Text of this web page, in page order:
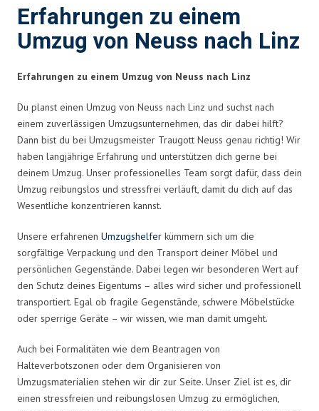
Erfahrungen zu einem
Umzug von Neuss nach Linz
Erfahrungen zu einem Umzug von Neuss nach Linz
Du planst einen Umzug von Neuss nach Linz und suchst nach
einem zuverlässigen Umzugsunternehmen, das dir dabei hilft?
Dann bist du bei Umzugsmeister Traugott Neuss genau richtig! Wir
haben langjährige Erfahrung und unterstützen dich gerne bei
deinem Umzug. Unser professionelles Team sorgt dafür, dass dein
Umzug reibungslos und stressfrei verläuft, damit du dich auf das
Wesentliche konzentrieren kannst.
Unsere erfahrenen Umzugshelfer kümmern sich um die
sorgfältige Verpackung und den Transport deiner Möbel und
persönlichen Gegenstände. Dabei legen wir besonderen Wert auf
den Schutz deines Eigentums – alles wird sicher und professionell
transportiert. Egal ob fragile Gegenstände, schwere Möbelstücke
oder sperrige Geräte – wir wissen, wie man damit umgeht.
Auch bei Formalitäten wie dem Beantragen von
Halteverbotszonen oder dem Organisieren von
Umzugsmaterialien stehen wir dir zur Seite. Unser Ziel ist es, dir
einen stressfreien und reibungslosen Umzug zu ermöglichen,